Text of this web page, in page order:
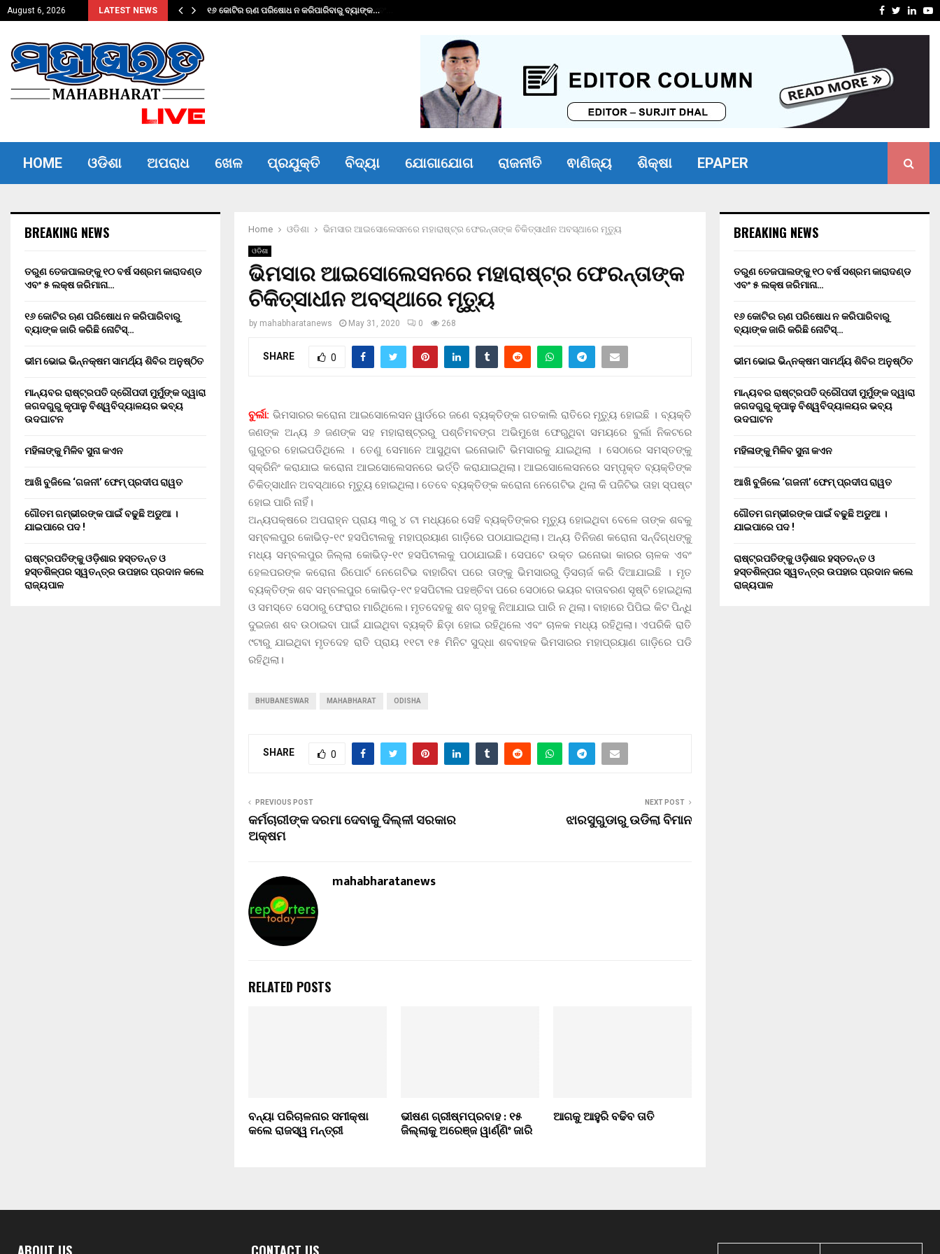
August 6, 2026 LATEST NEWS
ଏବଂ… ୧୬ କୋଟିର ଋଣ ପରିଷୋଧ ନ କରିପାରିବାରୁ ବ୍ୟାଙ୍କ… Facebook
Twitter
HOME ଓଡିଶା ଅପରାଧ ଖେଳ ପ୍ରଯୁକ୍ତି ବିଦ୍ୟା ଯୋଗାଯୋଗ ରାଜନୀତି ଵାଣିଜ୍ୟ ଶିକ୍ଷା EPAPER
Home ଓଡିଶା ଭିମସାର ଆଇସୋଲେସନରେ ମହାରାଷ୍ଟ୍ର ଫେରନ୍ତାଙ୍କ ଚିକିତ୍ସାଧୀନ ଅବସ୍ଥାରେ ମୃତ୍ୟୁ
ଓଡିଶା
ଭିମସାର ଆଇସୋଲେସନରେ ମହାରାଷ୍ଟ୍ର ଫେରନ୍ତାଙ୍କ
ଚିକିତ୍ସାଧୀନ ଅବସ୍ଥାରେ ମୃତ୍ୟୁ
by mahabharatanews May 31, 2020 0 268
SHARE 0
ବୁର୍ଲା: ଭିମସାରର କରୋନା ଆଇସୋଲେସନ ୱାର୍ଡରେ ଜଣେ ବ୍ୟକ୍ତିଙ୍କ ଗତକାଲି ରାତିରେ ମୃତ୍ୟୁ ହୋଇଛି । ବ୍ୟକ୍ତି
ଜଣଙ୍କ ଅନ୍ୟ ୬ ଜଣଙ୍କ ସହ ମହାରାଷ୍ଟ୍ରରୁ ପଶ୍ଚିମବଙ୍ଗ ଅଭିମୁଖେ ଫେରୁଥିବା ସମୟରେ ବୁର୍ଲା ନିକଟରେ
ଗୁରୁତର ହୋଇପଡିଥିଲେ । ତେଣୁ ସେମାନେ ଆସୁଥିବା ଇନୋଭାଟି ଭିମସାରକୁ ଯାଇଥିଲା । ସେଠାରେ ସମସ୍ତଙ୍କୁ
ସ୍କ୍ରିନିଂ କରାଯାଇ କରୋନା ଆଇସୋଲେସନରେ ଭର୍ତ୍ତି କରାଯାଇଥିଲା। ଆଇସୋଲେସନରେ ସମ୍ପୃକ୍ତ ବ୍ୟକ୍ତିଙ୍କ
ଚିକିତ୍ସାଧୀନ ଅବସ୍ଥାରେ ମୃତ୍ୟୁ ହୋଇଥିଲା। ତେବେ ବ୍ୟକ୍ତିଙ୍କ କରୋନା ନେଗେଟିଭ ଥିଲା କି ପଜିଟିଭ ତାହା ସ୍ପଷ୍ଟ
ହୋଇ ପାରି ନାହିଁ।
ଅନ୍ୟପକ୍ଷରେ ଅପରାହ୍ନ ପ୍ରାୟ ୩ରୁ ୪ ଟା ମଧ୍ୟରେ ସେହି ବ୍ୟକ୍ତିଙ୍କର ମୃତ୍ୟୁ ହୋଇଥିବା ବେଳେ ତାଙ୍କ ଶବକୁ
ସମ୍ବଲପୁର କୋଭିଡ଼-୧୯ ହସପିଟାଲକୁ ମହାପ୍ରୟାଣ ଗାଡ଼ିରେ ପଠାଯାଇଥିଲା। ଅନ୍ୟ ତିନିଜଣ କରୋନା ସନ୍ଦିଗ୍ଧଙ୍କୁ
ମଧ୍ୟ ସମ୍ବଲପୁର ଜିଲ୍ଲା କୋଭିଡ଼-୧୯ ହସପିଟାଲକୁ ପଠାଯାଇଛି। ସେପଟେ ଉକ୍ତ ଇନୋଭା କାରର ଚାଳକ ଏବଂ
ହେଲପରଙ୍କ କରୋନା ରିପୋର୍ଟ ନେଗେଟିଭ ବାହାରିବା ପରେ ତାଙ୍କୁ ଭିମସାରରୁ ଡ଼ିସଚାର୍ଜ କରି ଦିଆଯାଇଛି । ମୃତ
ବ୍ୟକ୍ତିଙ୍କ ଶବ ସମ୍ବଲପୁର କୋଭିଡ଼-୧୯ ହସପିଟାଲ ପହଞ୍ଚିବା ପରେ ସେଠାରେ ଭୟର ବାତାବରଣ ସୃଷ୍ଟି ହୋଇଥିଲା
ଓ ସମସ୍ତେ ସେଠାରୁ ଫେରାର ମାରିଥିଲେ। ମୃତଦେହକୁ ଶବ ଗୃହକୁ ନିଆଯାଇ ପାରି ନ ଥିଲା। ବାହାରେ ପିପିଇ କିଟ ପିନ୍ଧି
ଦୁଇଜଣ ଶବ ଉଠାଇବା ପାଇଁ ଯାଇଥିବା ବ୍ୟକ୍ତି ଛିଡ଼ା ହୋଇ ରହିଥିଲେ ଏବଂ ଚାଳକ ମଧ୍ୟ ରହିଥିଲା। ଏପରିକି ରାତି
୯ଟାରୁ ଯାଇଥିବା ମୃତଦେହ ରାତି ପ୍ରାୟ ୧୧ଟା ୧୫ ମିନିଟ ସୁଦ୍ଧା ଶବବାହକ ଭିମସାରର ମହାପ୍ରୟାଣ ଗାଡ଼ିରେ ପଡି
ରହିଥିଲା।
BHUBANESWAR MAHABHARAT ODISHA
SHARE 0
PREVIOUS POST
କର୍ମଚାରୀଙ୍କ ଦରମା ଦେବାକୁ ଦିଲ୍ଳୀ ସରକାର
ଅକ୍ଷମ
NEXT POST
ଝାରସୁଗୁଡାରୁ ଉଡିଲା ବିମାନ
mahabharatanews
RELATED POSTS
ବନ୍ୟା ପରିଚାଳନାର ସମୀକ୍ଷା
କଲେ ରାଜସ୍ୱ ମନ୍ତ୍ରୀ
ଭୀଷଣ ଗ୍ରୀଷ୍ମପ୍ରବାହ : ୧୫
ଜିଲ୍ଲାକୁ ଅରେଞ୍ଜ ୱାର୍ଣ୍ଣିଂ ଜାରି
ଆଗକୁ ଆହୁରି ବଢିବ ତାତି
BREAKING NEWS
ତରୁଣ ତେଜପାଲଙ୍କୁ ୧୦ ବର୍ଷ ସଶ୍ରମ କାରାଦଣ୍ଡ
ଏବଂ ₹୫ ଲକ୍ଷ ଜରିମାନା…
୧୬ କୋଟିର ଋଣ ପରିଷୋଧ ନ କରିପାରିବାରୁ
ବ୍ୟାଙ୍କ ଜାରି କରିଛି ନୋଟିସ୍…
ଭୀମ ଭୋଇ ଭିନ୍ନକ୍ଷମ ସାମର୍ଥ୍ୟ ଶିବିର ଅନୁଷ୍ଠିତ
ମାନ୍ୟବର ରାଷ୍ଟ୍ରପତି ଦ୍ରୌପଦୀ ମୁର୍ମୁଙ୍କ ଦ୍ୱାରା
ଜଗଦଗୁରୁ କୃପାଳୁ ବିଶ୍ୱବିଦ୍ୟାଳୟର ଭବ୍ୟ
ଉଦଘାଟନ
ମହିଳାଙ୍କୁ ମିଳିବ ସୁନା କଏନ
ଆଖି ବୁଜିଲେ ‘ଗଜନୀ’ ଫେମ୍ ପ୍ରଦୀପ ରାୱତ
ଗୌତମ ଗମ୍ଭୀରଙ୍କ ପାଇଁ ବଢୁଛି ଅଡୁଆ ।
ଯାଇପାରେ ପଦ !
ରାଷ୍ଟ୍ରପତିଙ୍କୁ ଓଡ଼ିଶାର ହସ୍ତତନ୍ତ ଓ
ହସ୍ତଶିଳ୍ପର ସ୍ୱତନ୍ତ୍ର ଉପହାର ପ୍ରଦାନ କଲେ
ରାଜ୍ୟପାଳ
BREAKING NEWS
ତରୁଣ ତେଜପାଲଙ୍କୁ ୧୦ ବର୍ଷ ସଶ୍ରମ କାରାଦଣ୍ଡ
ଏବଂ ₹୫ ଲକ୍ଷ ଜରିମାନା…
୧୬ କୋଟିର ଋଣ ପରିଷୋଧ ନ କରିପାରିବାରୁ
ବ୍ୟାଙ୍କ ଜାରି କରିଛି ନୋଟିସ୍…
ଭୀମ ଭୋଇ ଭିନ୍ନକ୍ଷମ ସାମର୍ଥ୍ୟ ଶିବିର ଅନୁଷ୍ଠିତ
ମାନ୍ୟବର ରାଷ୍ଟ୍ରପତି ଦ୍ରୌପଦୀ ମୁର୍ମୁଙ୍କ ଦ୍ୱାରା
ଜଗଦଗୁରୁ କୃପାଳୁ ବିଶ୍ୱବିଦ୍ୟାଳୟର ଭବ୍ୟ
ଉଦଘାଟନ
ମହିଳାଙ୍କୁ ମିଳିବ ସୁନା କଏନ
ଆଖି ବୁଜିଲେ ‘ଗଜନୀ’ ଫେମ୍ ପ୍ରଦୀପ ରାୱତ
ଗୌତମ ଗମ୍ଭୀରଙ୍କ ପାଇଁ ବଢୁଛି ଅଡୁଆ ।
ଯାଇପାରେ ପଦ !
ରାଷ୍ଟ୍ରପତିଙ୍କୁ ଓଡ଼ିଶାର ହସ୍ତତନ୍ତ ଓ
ହସ୍ତଶିଳ୍ପର ସ୍ୱତନ୍ତ୍ର ଉପହାର ପ୍ରଦାନ କଲେ
ରାଜ୍ୟପାଳ